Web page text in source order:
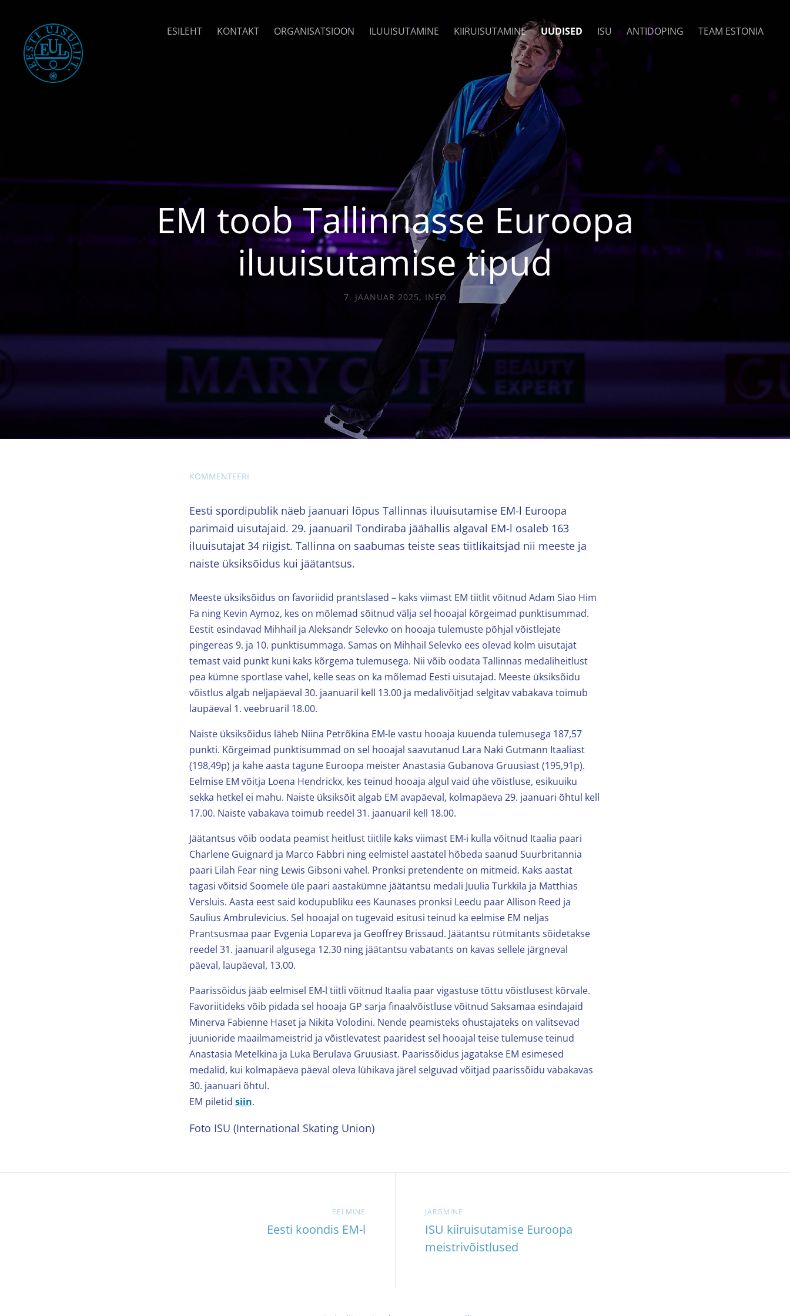
ESILEHT KONTAKT ORGANISATSIOON ILUUISUTAMINE KIIRUISUTAMINE UUDISED ISU ANTIDOPING TEAM ESTONIA
EM toob Tallinnasse Euroopa
iluuisutamise tipud
7. JAANUAR 2025, INFO
KOMMENTEERI
Eesti spordipublik näeb jaanuari lõpus Tallinnas iluuisutamise EM-l Euroopa
parimaid uisutajaid. 29. jaanuaril Tondiraba jäähallis algaval EM-l osaleb 163
iluuisutajat 34 riigist. Tallinna on saabumas teiste seas tiitlikaitsjad nii meeste ja
naiste üksiksõidus kui jäätantsus.
Meeste üksiksõidus on favoriidid prantslased – kaks viimast EM tiitlit võitnud Adam Siao Him
Fa ning Kevin Aymoz, kes on mõlemad sõitnud välja sel hooajal kõrgeimad punktisummad.
Eestit esindavad Mihhail ja Aleksandr Selevko on hooaja tulemuste põhjal võistlejate
pingereas 9. ja 10. punktisummaga. Samas on Mihhail Selevko ees olevad kolm uisutajat
temast vaid punkt kuni kaks kõrgema tulemusega. Nii võib oodata Tallinnas medaliheitlust
pea kümne sportlase vahel, kelle seas on ka mõlemad Eesti uisutajad. Meeste üksiksõidu
võistlus algab neljapäeval 30. jaanuaril kell 13.00 ja medalivõitjad selgitav vabakava toimub
laupäeval 1. veebruaril 18.00.
Naiste üksiksõidus läheb Niina Petrõkina EM-le vastu hooaja kuuenda tulemusega 187,57
punkti. Kõrgeimad punktisummad on sel hooajal saavutanud Lara Naki Gutmann Itaaliast
(198,49p) ja kahe aasta tagune Euroopa meister Anastasia Gubanova Gruusiast (195,91p).
Eelmise EM võitja Loena Hendrickx, kes teinud hooaja algul vaid ühe võistluse, esikuuiku
sekka hetkel ei mahu. Naiste üksiksõit algab EM avapäeval, kolmapäeva 29. jaanuari õhtul kell
17.00. Naiste vabakava toimub reedel 31. jaanuaril kell 18.00.
Jäätantsus võib oodata peamist heitlust tiitlile kaks viimast EM-i kulla võitnud Itaalia paari
Charlene Guignard ja Marco Fabbri ning eelmistel aastatel hõbeda saanud Suurbritannia
paari Lilah Fear ning Lewis Gibsoni vahel. Pronksi pretendente on mitmeid. Kaks aastat
tagasi võitsid Soomele üle paari aastakümne jäätantsu medali Juulia Turkkila ja Matthias
Versluis. Aasta eest said kodupubliku ees Kaunases pronksi Leedu paar Allison Reed ja
Saulius Ambrulevicius. Sel hooajal on tugevaid esitusi teinud ka eelmise EM neljas
Prantsusmaa paar Evgenia Lopareva ja Geoffrey Brissaud. Jäätantsu rütmitants sõidetakse
reedel 31. jaanuaril algusega 12.30 ning jäätantsu vabatants on kavas sellele järgneval
päeval, laupäeval, 13.00.
Paarissõidus jääb eelmisel EM-l tiitli võitnud Itaalia paar vigastuse tõttu võistlusest kõrvale.
Favoriitideks võib pidada sel hooaja GP sarja finaalvõistluse võitnud Saksamaa esindajaid
Minerva Fabienne Haset ja Nikita Volodini. Nende peamisteks ohustajateks on valitsevad
juunioride maailmameistrid ja võistlevatest paaridest sel hooajal teise tulemuse teinud
Anastasia Metelkina ja Luka Berulava Gruusiast. Paarissõidus jagatakse EM esimesed
medalid, kui kolmapäeva päeval oleva lühikava järel selguvad võitjad paarissõidu vabakavas
30. jaanuari õhtul.
EM piletid siin.
Foto ISU (International Skating Union)
EELMINE
Eesti koondis EM-l
JÄRGMINE
ISU kiiruisutamise Euroopa
meistrivõistlused